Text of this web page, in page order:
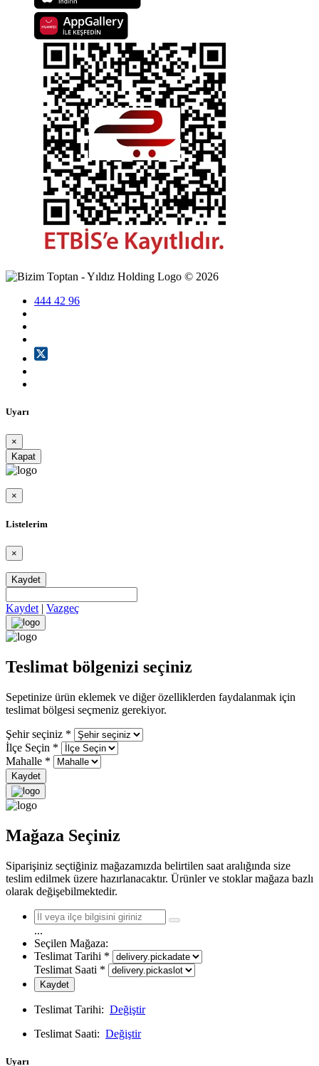
© 2026
444 42 96
Uyarı
×
Kapat
×
Listelerim
×
Kaydet
Kaydet | Vazgeç
Teslimat bölgenizi seçiniz
Sepetinize ürün eklemek ve diğer özelliklerden faydalanmak için
teslimat bölgesi seçmeniz gerekiyor.
Şehir seçiniz *
İlçe Seçin *
Mahalle *
Kaydet
Mağaza Seçiniz
Siparişiniz seçtiğiniz mağazamızda belirtilen saat aralığında size
teslim edilmek üzere hazırlanacaktır. Ürünler ve stoklar mağaza bazlı
olarak değişebilmektedir.
...
Seçilen Mağaza:
Teslimat Tarihi *
Teslimat Saati *
Kaydet
Teslimat Tarihi: Değiştir
Teslimat Saati: Değiştir
Uyarı